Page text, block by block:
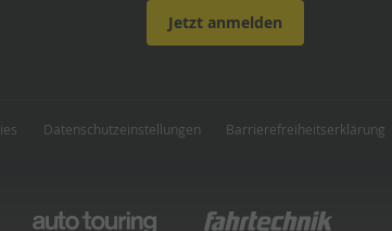
Jetzt anmelden
Datenschutzeinstellungen Barrierefreiheitserklärung
www.oeamtc.at/autotouringhttps://www.oeamtc.at/